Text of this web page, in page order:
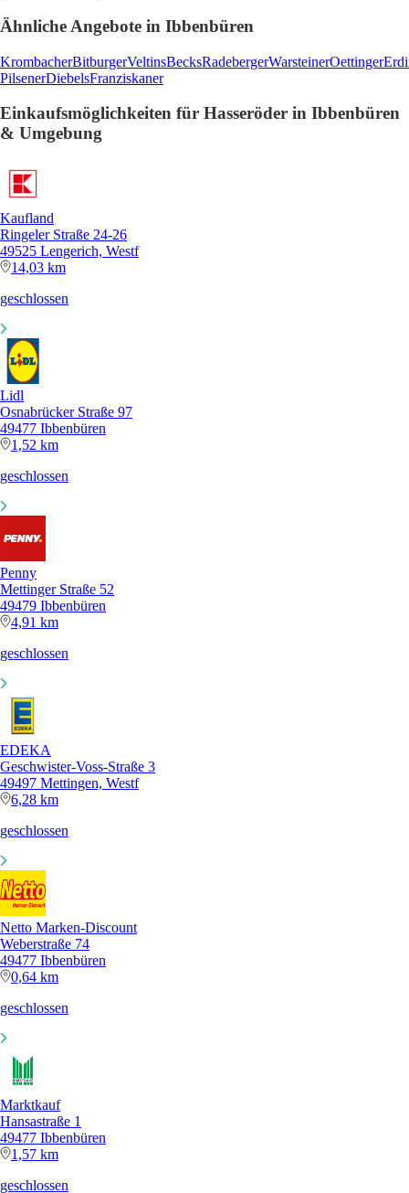
Ähnliche Angebote in Ibbenbüren
KrombacherBitburgerVeltinsBecksRadebergerWarsteinerOettinger
PilsenerDiebelsFranziskaner
Einkaufsmöglichkeiten für Hasseröder in Ibbenbüren
& Umgebung
Kaufland
Ringeler Straße 24-26
49525 Lengerich, Westf
14,03 km
geschlossen
Lidl
Osnabrücker Straße 97
49477 Ibbenbüren
1,52 km
geschlossen
Penny
Mettinger Straße 52
49479 Ibbenbüren
4,91 km
geschlossen
EDEKA
Geschwister-Voss-Straße 3
49497 Mettingen, Westf
6,28 km
geschlossen
Netto Marken-Discount
Weberstraße 74
49477 Ibbenbüren
0,64 km
geschlossen
Marktkauf
Hansastraße 1
49477 Ibbenbüren
1,57 km
geschlossen